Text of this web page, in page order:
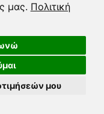
μας. Πολιτική
μου